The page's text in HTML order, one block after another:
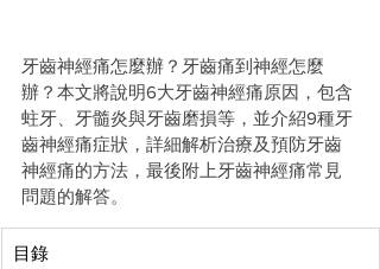
牙齒神經痛怎麼辦？牙齒痛到神經怎麼
辦？本文將說明6大牙齒神經痛原因，包含
蛀牙、牙髓炎與牙齒磨損等，並介紹9種牙
齒神經痛症狀，詳細解析治療及預防牙齒
神經痛的方法，最後附上牙齒神經痛常見
問題的解答。
目錄